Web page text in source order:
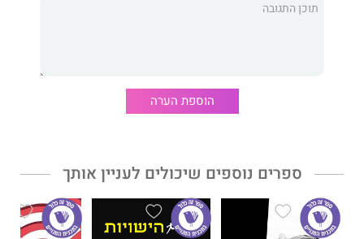
בכתיבת סיפורים לפני שנים ספורות בעקבות הרפתקה מזדמנת
הסיפורת, אך לא ספרו הראשון. עוד בהיותו סטודנט, בתחילת שנות
ה-70 של המאה הקודמת, חיבר כתריסר ספרי עיון בנושאי מחשבים
ומערכות ספרתיות. האחרון שבהם, "תכן לוגי מתקדם", ראה אור
ועסקיים – רובם ככולם באנגלית. כפי שהוא מעיד, "כולם היו שדופי
שפה, נטולי ברק, נעדרי לחלוחית, ממוקדים, מדויקים ותכליתיים. לא
היה בהם מקום לרגשות, לדמיון, להומור ולשנינות." כל אלה מצויים
בשפע בספר זה.
הוספת הערה
ספרים נוספים שיכולים לעניין אותך